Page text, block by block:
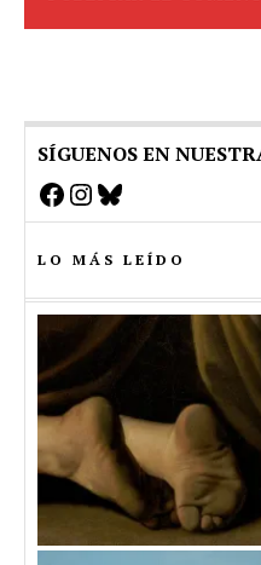
SÍGUENOS EN
Facebook
Instagram
Bluesky
LO MÁS LEÍDO